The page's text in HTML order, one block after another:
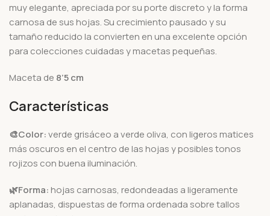
muy elegante, apreciada por su porte discreto y la forma
carnosa de sus hojas. Su crecimiento pausado y su
tamaño reducido la convierten en una excelente opción
para colecciones cuidadas y macetas pequeñas.
Maceta de 8’5 cm
Características
🎨Color:verde grisáceo a verde oliva, con ligeros matices
más oscuros en el centro de las hojas y posibles tonos
rojizos con buena iluminación.
🌿Forma: hojas carnosas, redondeadas a ligeramente
aplanadas, dispuestas de forma ordenada sobre tallos